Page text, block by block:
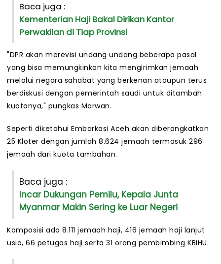
Baca juga :
Kementerian Haji Bakal Dirikan Kantor
Perwakilan di Tiap Provinsi
"DPR akan merevisi undang undang beberapa pasal
yang bisa memungkinkan kita mengirimkan jemaah
melalui negara sahabat yang berkenan ataupun terus
berdiskusi dengan pemerintah saudi untuk ditambah
kuotanya," pungkas Marwan.
Seperti diketahui Embarkasi Aceh akan diberangkatkan
25 Kloter dengan jumlah 8.624 jemaah termasuk 296
jemaah dari kuota tambahan.
Baca juga :
Incar Dukungan Pemilu, Kepala Junta
Myanmar Makin Sering ke Luar Negeri
Komposisi ada 8.111 jemaah haji, 416 jemaah haji lanjut
usia, 66 petugas haji serta 31 orang pembimbing KBIHU.